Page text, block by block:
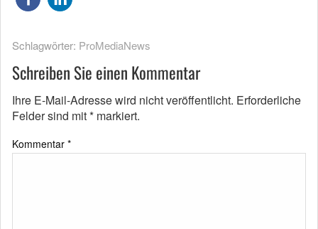
Schlagwörter: ProMediaNews
Schreiben Sie einen Kommentar
Ihre E-Mail-Adresse wird nicht veröffentlicht. Erforderliche
Felder sind mit* markiert.
Kommentar *